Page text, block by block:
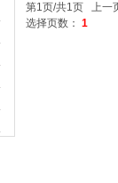
第1页/共1页 上一
选择页数： 1